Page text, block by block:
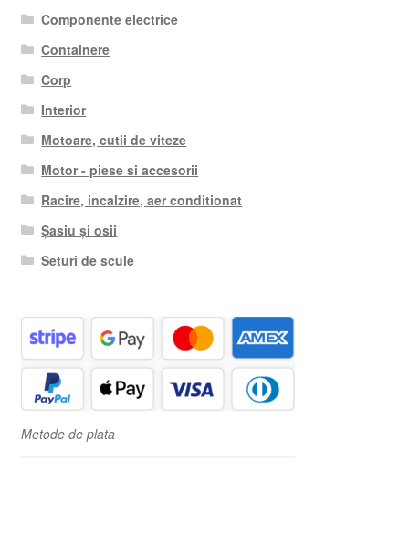
Componente electrice
Containere
Corp
Interior
Motoare, cutii de viteze
Motor - piese si accesorii
Racire, incalzire, aer conditionat
Șasiu și osii
Seturi de scule
Metode de plata